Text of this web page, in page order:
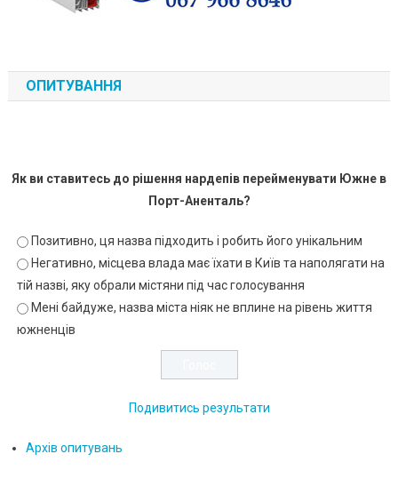
ОПИТУВАННЯ
Як ви ставитесь до рішення нардепів перейменувати Южне в
Порт-Аненталь?
Позитивно, ця назва підходить і робить його унікальним
Негативно, місцева влада має їхати в Київ та наполягати на
тій назві, яку обрали містяни під час голосування
Мені байдуже, назва міста ніяк не вплине на рівень життя
южненців
Подивитись результати
Архів опитувань